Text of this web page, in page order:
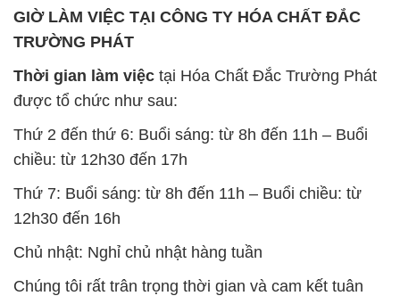
GIỜ LÀM VIỆC TẠI CÔNG TY HÓA CHẤT ĐẮC
TRƯỜNG PHÁT
Thời gian làm việc tại Hóa Chất Đắc Trường Phát
được tổ chức như sau:
Thứ 2 đến thứ 6: Buổi sáng: từ 8h đến 11h – Buổi
chiều: từ 12h30 đến 17h
Thứ 7: Buổi sáng: từ 8h đến 11h – Buổi chiều: từ
12h30 đến 16h
Chủ nhật: Nghỉ chủ nhật hàng tuần
Chúng tôi rất trân trọng thời gian và cam kết tuân